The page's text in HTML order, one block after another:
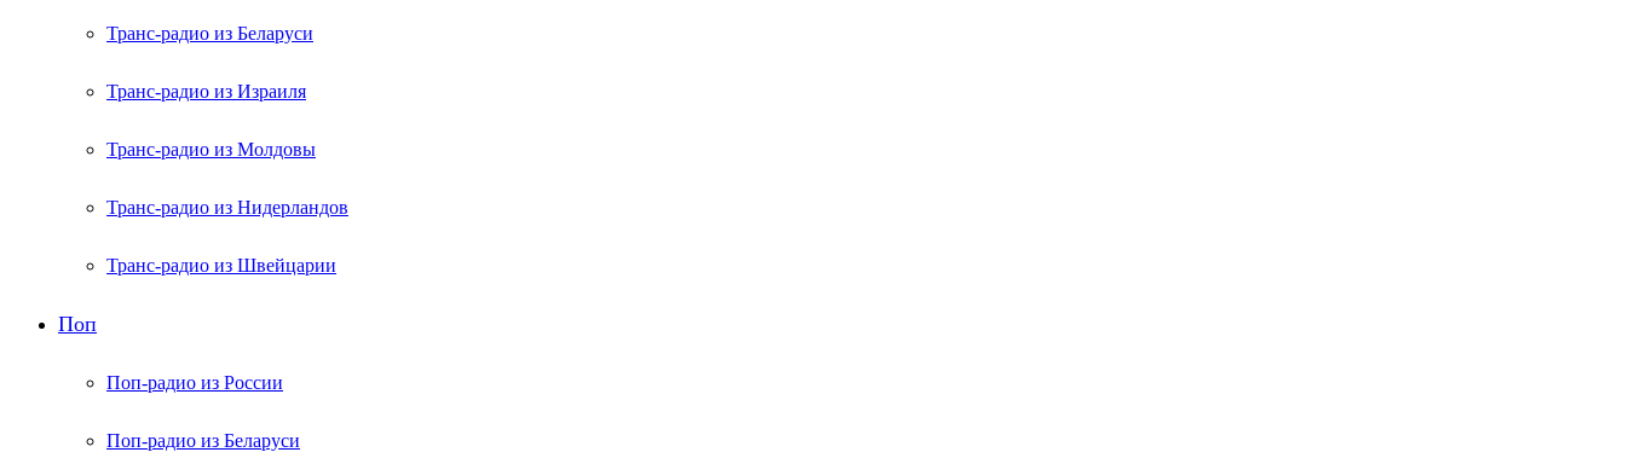
Транс-радио из Беларуси
Транс-радио из Израиля
Транс-радио из Молдовы
Транс-радио из Нидерландов
Транс-радио из Швейцарии
Поп
Поп-радио из России
Поп-радио из Беларуси